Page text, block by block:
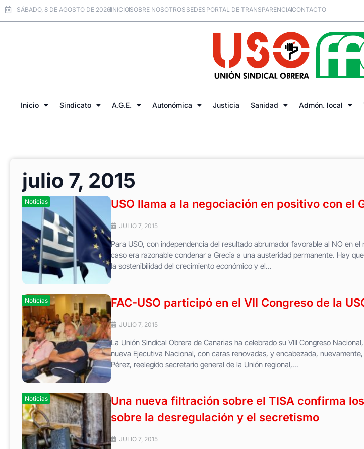
SÁBADO, 8 DE AGOSTO DE 2026INICIOSOBRE NOSOTROSSEDESPORTAL DE TRANSPARENCIACONTACTO
Inicio Sindicato A.G.E. Autonómica Justicia Sanidad Admón. local
julio 7, 2015
Noticias USO llama a la negociación en positivo con el
JULIO 7, 2015
Para USO, con independencia del resultado abrumador favorable al NO en
caso era razonable condenar a Grecia a una austeridad permanente. Hay
la sostenibilidad del crecimiento económico y el...
Noticias FAC-USO participó en el VII Congreso de la
JULIO 7, 2015
La Unión Sindical Obrera de Canarias ha celebrado su VIII Congreso
nueva Ejecutiva Nacional, con caras renovadas, y encabezada,
Pérez, reelegido secretario general de la Unión regional,...
Noticias
Una nueva filtración sobre el TISA confirma
sobre la desregulación y el secretismo
JULIO 7, 2015